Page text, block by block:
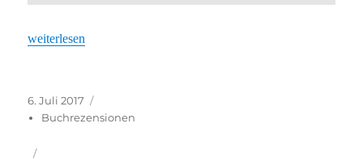
„Falsche Ängste? Matthias Martin Becker kritisiert den
weiterlesen
Veröffentlicht
am
6. Juli 2017
Buchrezensionen